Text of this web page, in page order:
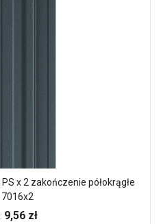
x 2 zakończenie półokrągłe
7016x2
9,56 zł